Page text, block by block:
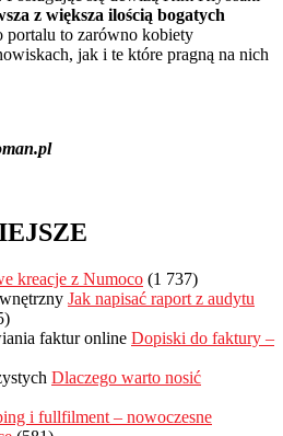
z większa ilością bogatych
portalu to zarówno kobiety
jak i te które pragną na nich
kreacje z Numoco (1 737)
Jak napisać raport z audytu
Dopiski do faktury –
Dlaczego warto nosić
i fullfilment – nowoczesne